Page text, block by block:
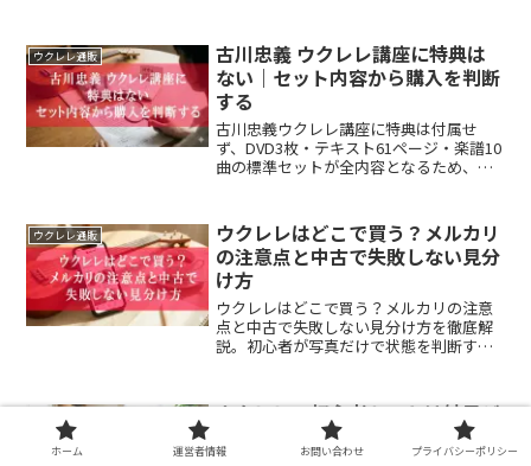
ウクレレ通販
古川忠義 ウクレレ講座に特典は
ない｜セット内容から購入を判断
する
古川忠義ウクレレ講座に特典は付属せ
ず、DVD3枚・テキスト61ページ・楽譜10
曲の標準セットが全内容となるため、購
ウクレレ通販
ウクレレはどこで買う？メルカリ
の注意点と中古で失敗しない見分
け方
ウクレレはどこで買う？メルカリの注意
点と中古で失敗しない見分け方を徹底解
説。初心者が写真だけで状態を判断する
回避し、納得の1本を手に入れる方法をお
ウクレレの初心者セットは結局ど
れがいい？Enya・KALA・
Famousを徹底比較レビュー
ホーム 運営者情報 お問い合わせ プライバシーポリシー